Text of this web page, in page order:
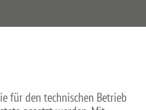
für den technischen Betrieb